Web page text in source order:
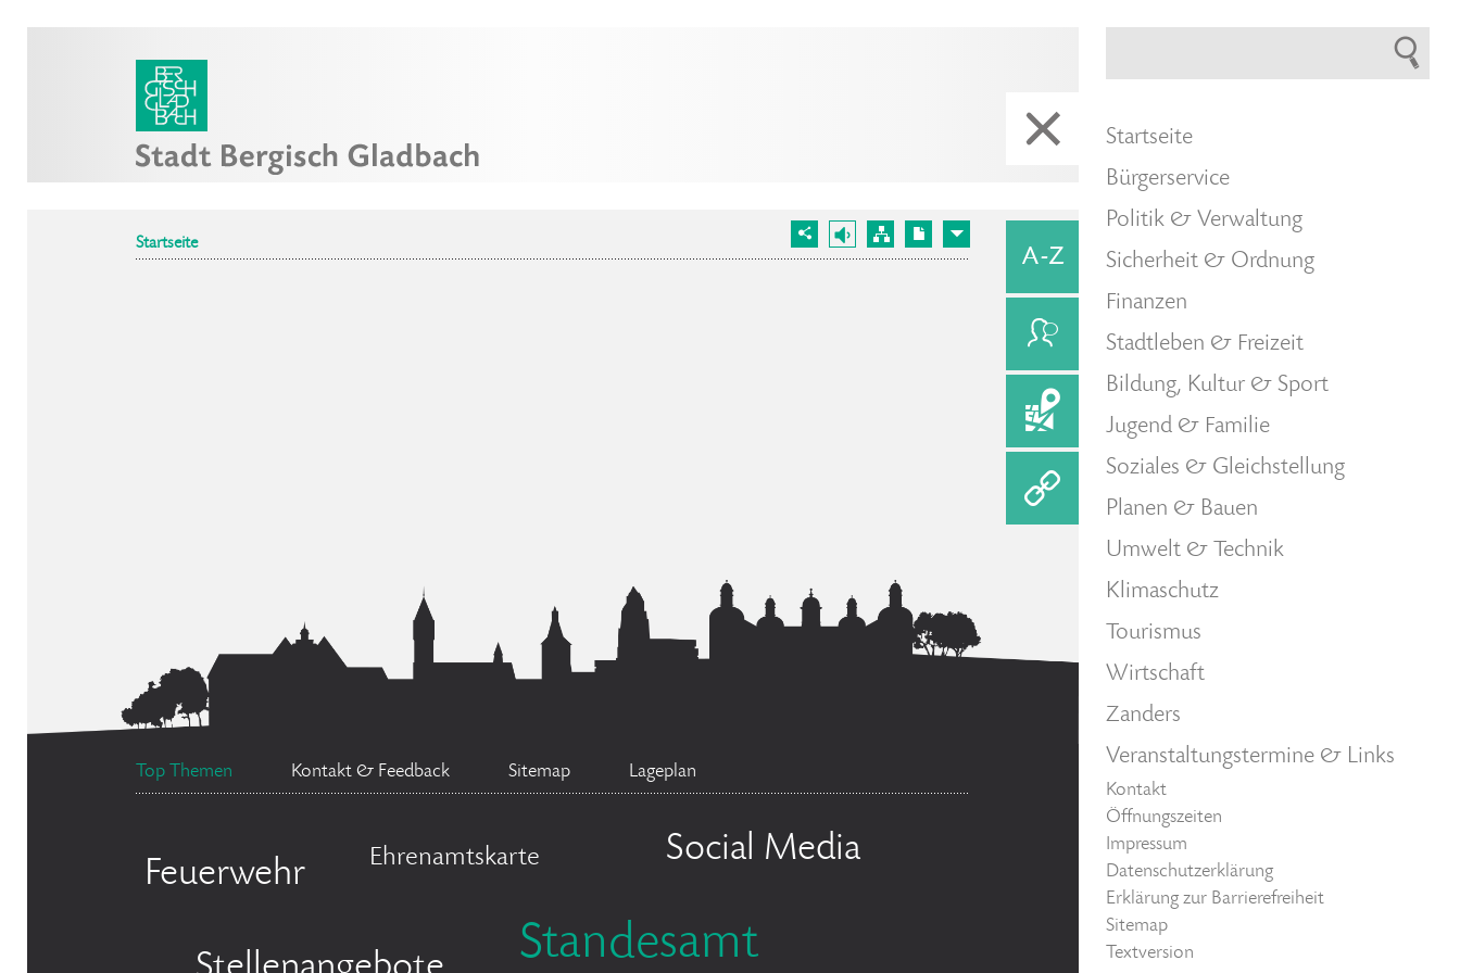
Startseite
Top Themen Kontakt & Feedback Sitemap Lageplan
Feuerwehr Ehrenamtskarte Social Media
Standesamt
Startseite
Bürgerservice
Politik & Verwaltung
Sicherheit & Ordnung
Finanzen
Stadtleben & Freizeit
Bildung, Kultur & Sport
Jugend & Familie
Soziales & Gleichstellung
Planen & Bauen
Umwelt & Technik
Klimaschutz
Tourismus
Wirtschaft
Zanders
Veranstaltungstermine & Links
Kontakt
Öffnungszeiten
Impressum
Datenschutzerklärung
Erklärung zur Barrierefreiheit
Sitemap
Textversion